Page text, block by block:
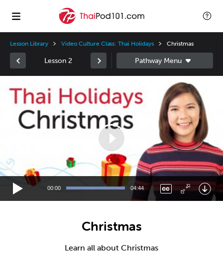
Lesson Library Video Culture Class: Thai Holidays Christmas
Lesson 2
Player
00:00 04:44
Christmas
Learn all about Christmas